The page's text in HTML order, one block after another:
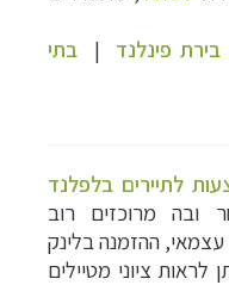
פינלנד | בתי
לתיירים בלפלנד
ובה מרוכזים רוב
ההזמנה בלינק
לראות ציוני מטיילים